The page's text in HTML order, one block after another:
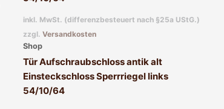
inkl. MwSt. (differenzbesteuert nach §25a UStG.)
zzgl. Versandkosten
Shop
Tür Aufschraubschloss antik alt
Einsteckschloss Sperrriegel links
54/10/64